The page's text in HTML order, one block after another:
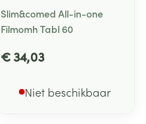
Slim&comed All-in-one
Filmomh Tabl 60
€ 34,03
Niet beschikbaar